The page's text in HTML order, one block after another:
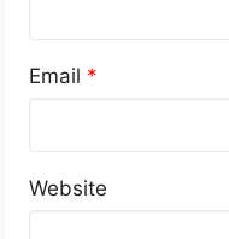
Email *
Website